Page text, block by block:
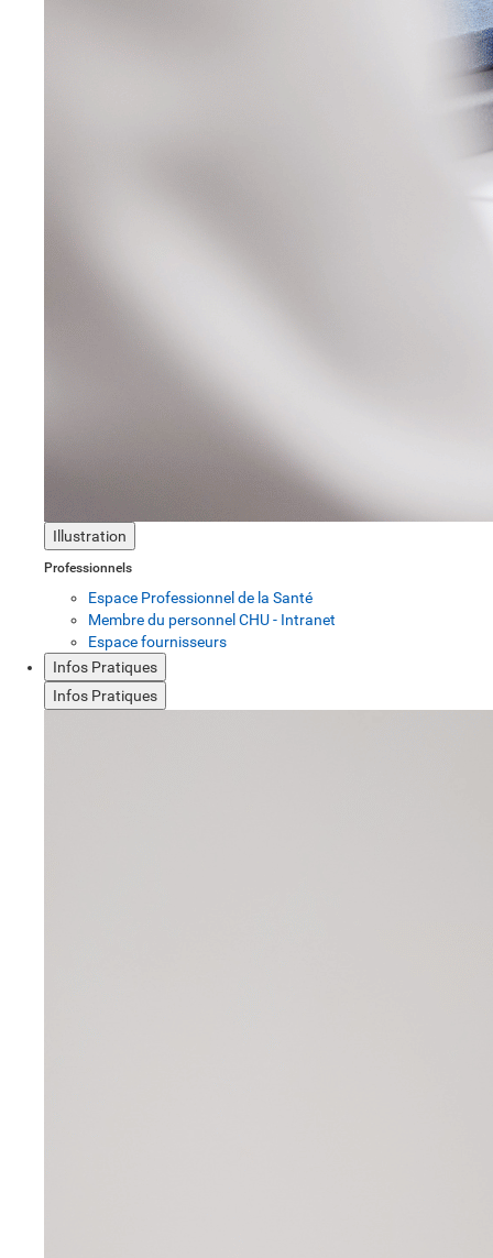
Illustration
Professionnels
Espace Professionnel de la Santé
Membre du personnel CHU - Intranet
Espace fournisseurs
Infos Pratiques
Infos Pratiques